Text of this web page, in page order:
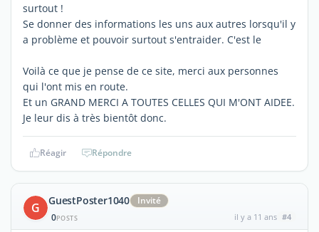
surtout !
Se donner des informations les uns aux autres lorsqu'il y
a problème et pouvoir surtout s'entraider. C'est le
Voilà ce que je pense de ce site, merci aux personnes
qui l'ont mis en route.
Et un GRAND MERCI A TOUTES CELLES QUI M'ONT AIDEE.
Je leur dis à très bientôt donc.
Réagir Répondre
G GuestPoster1040
Invité
0POSTS il y a 11 ans #4